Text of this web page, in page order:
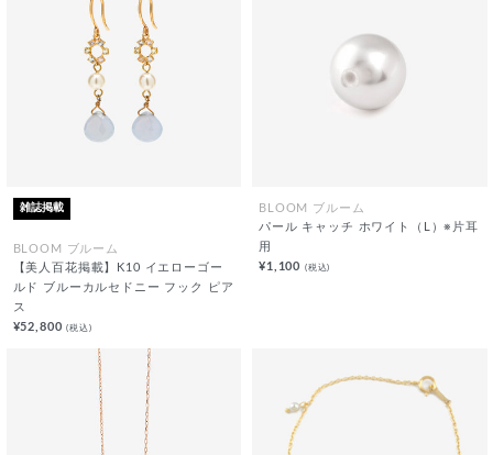
雑誌掲載
BLOOM ブルーム
【美人百花掲載】K10 イエローゴー
ルド ブルーカルセドニー フック ピア
ス
¥52,800(税込)
BLOOM ブルーム
パール キャッチ ホワイト（L）※片耳
用
¥1,100 (税込)